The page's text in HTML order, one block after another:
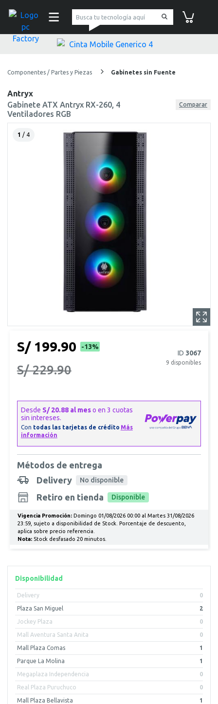
pc Factory
Componentes / Partes y Piezas Gabinetes sin Fuente
Antryx
Gabinete ATX Antryx RX-260, 4
Ventiladores RGB
Comparar
1 / 4
Disponibilidad
Delivery 0
Plaza San Miguel 2
Jockey Plaza 0
Mall Aventura Santa Anita 0
Mall Plaza Comas 1
Parque La Molina 1
Megaplaza Independencia 0
Real Plaza Puruchuco 0
Mall Plaza Bellavista 1
S/ 199.90 -13%
S/ 229.90
ID 3067
9 disponibles
Métodos de entrega
Delivery
No disponible
Retiro en tienda Disponible
Vigencia Promoción:Domingo 01/08/2026 00:00 al Martes 31/08/2026
23:59, sujeto a disponibilidad de Stock. Porcentaje de descuento,
aplica sobre precio referencia.
Nota:Stock desfasado 20 minutos.